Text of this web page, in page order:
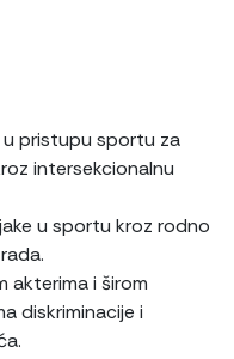
pristupu sportu za
intersekcionalnu
u sportu kroz rodno
akterima i širom
diskriminacije i